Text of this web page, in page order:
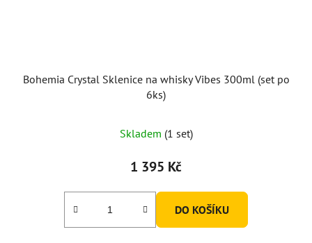
Bohemia Crystal Sklenice na whisky Vibes 300ml (set po
6ks)
Skladem (1 set)
1 395 Kč
DO KOŠÍKU